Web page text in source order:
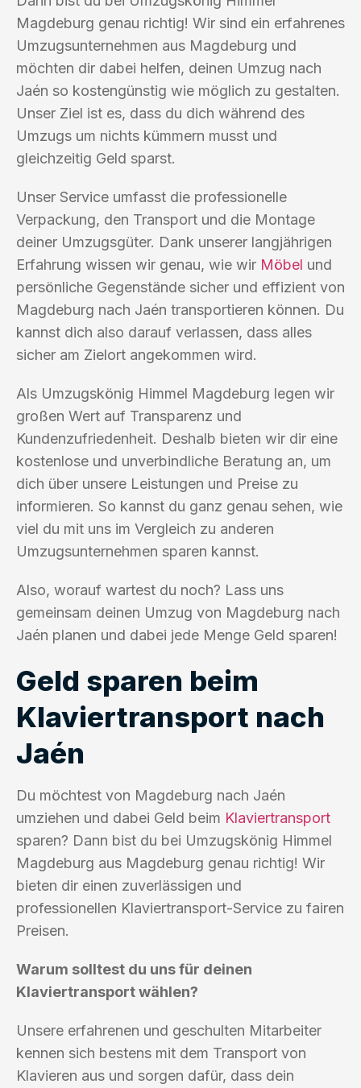
Magdeburg genau richtig! Wir sind ein erfahrenes
Umzugsunternehmen aus Magdeburg und
möchten dir dabei helfen, deinen Umzug nach
Jaén so kostengünstig wie möglich zu gestalten.
Unser Ziel ist es, dass du dich während des
Umzugs um nichts kümmern musst und
gleichzeitig Geld sparst.
Unser Service umfasst die professionelle
Verpackung, den Transport und die Montage
deiner Umzugsgüter. Dank unserer langjährigen
Erfahrung wissen wir genau, wie wir Möbel und
persönliche Gegenstände sicher und effizient von
Magdeburg nach Jaén transportieren können. Du
kannst dich also darauf verlassen, dass alles
sicher am Zielort angekommen wird.
Als Umzugskönig Himmel Magdeburg legen wir
großen Wert auf Transparenz und
Kundenzufriedenheit. Deshalb bieten wir dir eine
kostenlose und unverbindliche Beratung an, um
dich über unsere Leistungen und Preise zu
informieren. So kannst du ganz genau sehen, wie
viel du mit uns im Vergleich zu anderen
Umzugsunternehmen sparen kannst.
Also, worauf wartest du noch? Lass uns
gemeinsam deinen Umzug von Magdeburg nach
Jaén planen und dabei jede Menge Geld sparen!
Geld sparen beim
Klaviertransport nach
Jaén
Du möchtest von Magdeburg nach Jaén
umziehen und dabei Geld beim Klaviertransport
sparen? Dann bist du bei Umzugskönig Himmel
Magdeburg aus Magdeburg genau richtig! Wir
bieten dir einen zuverlässigen und
professionellen Klaviertransport-Service zu fairen
Preisen.
Warum solltest du uns für deinen
Klaviertransport wählen?
Unsere erfahrenen und geschulten Mitarbeiter
kennen sich bestens mit dem Transport von
Klavieren aus und sorgen dafür, dass dein